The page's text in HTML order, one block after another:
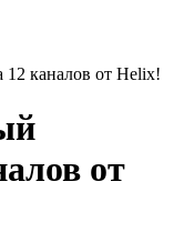
каналов от Helix!
от